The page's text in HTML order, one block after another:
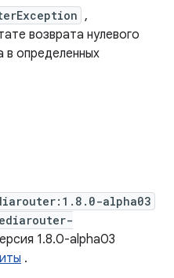
,
возврата нулевого
в определенных
alpha03
1.8.0-alpha03
.